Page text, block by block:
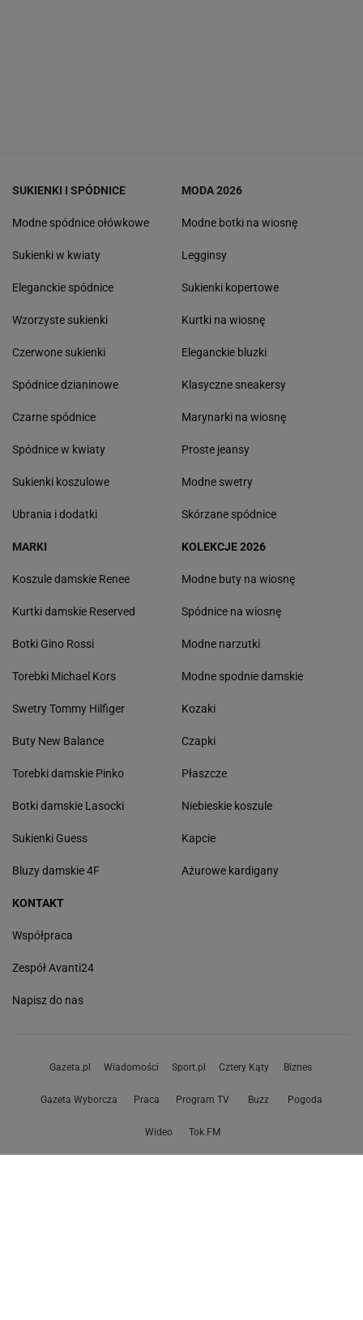
SUKIENKI I SPÓDNICE
Modne spódnice ołówkowe
Sukienki w kwiaty
Eleganckie spódnice
Wzorzyste sukienki
Czerwone sukienki
Spódnice dzianinowe
Czarne spódnice
Spódnice w kwiaty
Sukienki koszulowe
Ubrania i dodatki
MODA 2026
Modne botki na wiosnę
Legginsy
Sukienki kopertowe
Kurtki na wiosnę
Eleganckie bluzki
Klasyczne sneakersy
Marynarki na wiosnę
Proste jeansy
Modne swetry
Skórzane spódnice
MARKI
Koszule damskie Renee
Kurtki damskie Reserved
Botki Gino Rossi
Torebki Michael Kors
Swetry Tommy Hilfiger
Buty New Balance
Torebki damskie Pinko
Botki damskie Lasocki
Sukienki Guess
Bluzy damskie 4F
KOLEKCJE 2026
Modne buty na wiosnę
Spódnice na wiosnę
Modne narzutki
Modne spodnie damskie
Kozaki
Czapki
Płaszcze
Niebieskie koszule
Kapcie
Ażurowe kardigany
KONTAKT
Współpraca
Zespół Avanti24
Napisz do nas
Gazeta.pl Wiadomości Sport.pl Cztery Kąty Biznes
Gazeta Wyborcza Praca Program TV Buzz Pogoda
Wideo Tok.FM